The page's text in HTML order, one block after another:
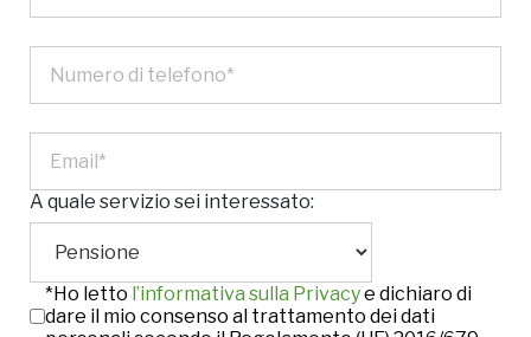
A quale servizio sei interessato:
*Ho letto l’informativa sulla Privacye dichiaro di
dare il mio consenso al trattamento dei dati